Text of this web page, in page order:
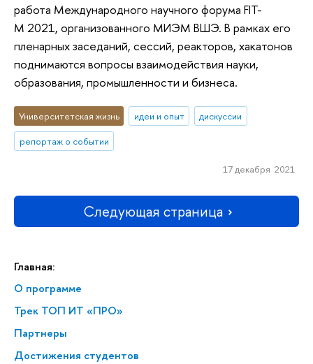
Главная:
О программе
Трек ТОП ИТ «ПРО»
Партнеры
Достижения студентов
работа Международного научного форума FIT-
M 2021, организованного МИЭМ ВШЭ. В рамках его
пленарных заседаний, сессий, реакторов, хакатонов
поднимаются вопросы взаимодействия науки,
образования, промышленности и бизнеса.
Университетская жизнь идеи и опыт
дискуссии
репортаж о событии
17 декабря 2021
Следующая страница